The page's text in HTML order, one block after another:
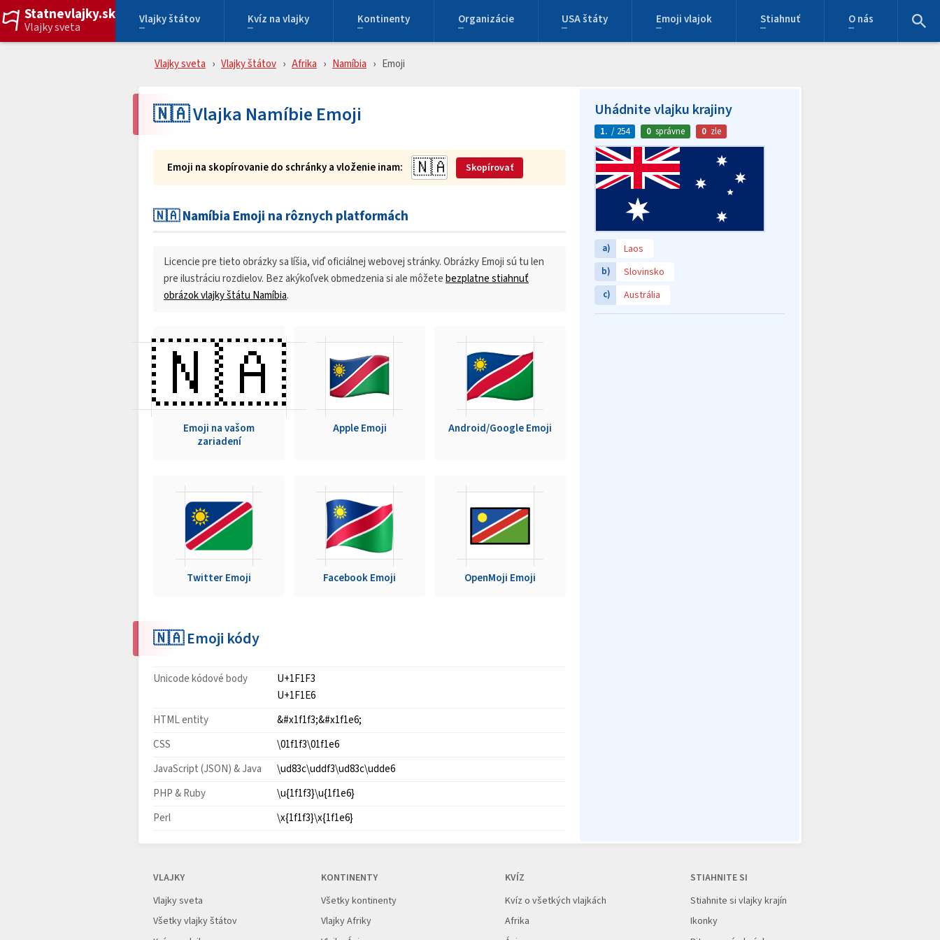
Statnevlajky.sk
Vlajky sveta
Vlajky štátov Kvíz na vlajky Kontinenty Organizácie USA štáty Emoji vlajok Stiahnuť O nás
Vlajky sveta Vlajky štátov Afrika Namíbia Emoji
🇳🇦 Vlajka Namíbie Emoji
Emoji na skopírovanie do schránky a vloženie inam: Skopírovať
🇳🇦 Namíbia Emoji na rôznych platformách
Licencie pre tieto obrázky sa líšia, viď oficiálnej webovej stránky. Obrázky Emoji sú tu len
pre ilustráciu rozdielov. Bez akýkoľvek obmedzenia si ale môžetebezplatne stiahnuť
obrázok vlajky štátu Namíbia.
🇳🇦
Emoji na vašom
zariadení
Apple Emoji Android/Google Emoji
Twitter Emoji Facebook Emoji OpenMoji Emoji
🇳🇦 Emoji kódy
Unicode kódové body
U+1F1F3
U+1F1E6
HTML entity
&#x1f1f3;&#x1f1e6;
CSS
\01f1f3\01f1e6
JavaScript (JSON) & Java
\ud83c\uddf3\ud83c\udde6
PHP & Ruby
\u{1f1f3}\u{1f1e6}
Perl
\x{1f1f3}\x{1f1e6}
Uhádnite vlajku krajiny
1. / 254 0 správne 0 zle
a) Laos
b) Slovinsko
c) Austrália
VLAJKY
Vlajky sveta
Všetky vlajky štátov
KONTINENTY
Všetky kontinenty
Vlajky Afriky
KVÍZ
Kvíz o všetkých vlajkách
Afrika
STIAHNITE SI
Stiahnite si vlajky krajín
Ikonky